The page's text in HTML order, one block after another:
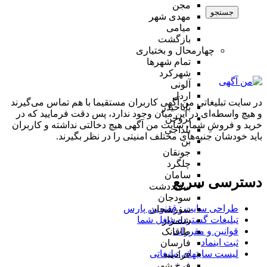
مجن
مهدی شهر
میامی
بازگشت
چهارمحال و بختیاری
تمام شهر‌ها
شهرکرد
آلونی
اردل
باباحیدر
بروجن
بلداجی
بن
جونقان
چلگرد
سامان
سفیددشت
سودجان
سورشجان
شلمزار
طاقانک
فارسان
فرادبنه
جستجو
در سایت تبلیغاتی من آگهی کاربران مستقیما با هم تماس می‌گیرند
و هیچ واسطه‌ای در این میان وجود ندارد، پس دقت فرمایید که در
خرید و فروشِ شما، سایت من آگهی هیچ دخالتی نداشته و کاربران
باید خودشان جنبه‌های مختلف امنیتی را در نظر بگیرند.
دسترسی سریع
طراحی سایت :‌ ققنوس پارس
تبلیغات گسترده شغل شما
قوانین و مقررات
ثبت اینماد
لیست سایتهای تبلیغاتی